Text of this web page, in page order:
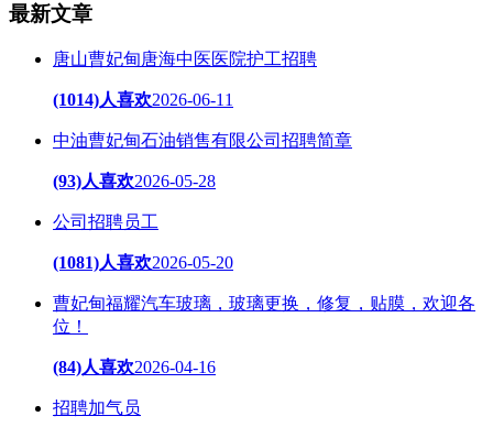
最新文章
唐山曹妃甸唐海中医医院护工招聘
(1014)人喜欢2026-06-11
中油曹妃甸石油销售有限公司招聘简章
(93)人喜欢2026-05-28
公司招聘员工
(1081)人喜欢2026-05-20
曹妃甸福耀汽车玻璃，玻璃更换，修复，贴膜，欢迎各
位！
(84)人喜欢2026-04-16
招聘加气员